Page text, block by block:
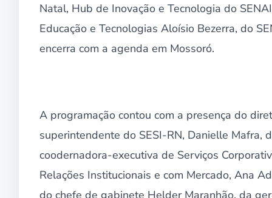
Natal, Hub de Inovação e Tecnologia do
Educação e Tecnologias Aloísio Bezerra, do
encerra com a agenda em Mossoró.
A programação contou com a presença do
superintendente do SESI-RN, Danielle Mafra,
coodernadora-executiva de Serviços
Relações Institucionais e com Mercado, Ana
do chefe de gabinete Helder Maranhão, da